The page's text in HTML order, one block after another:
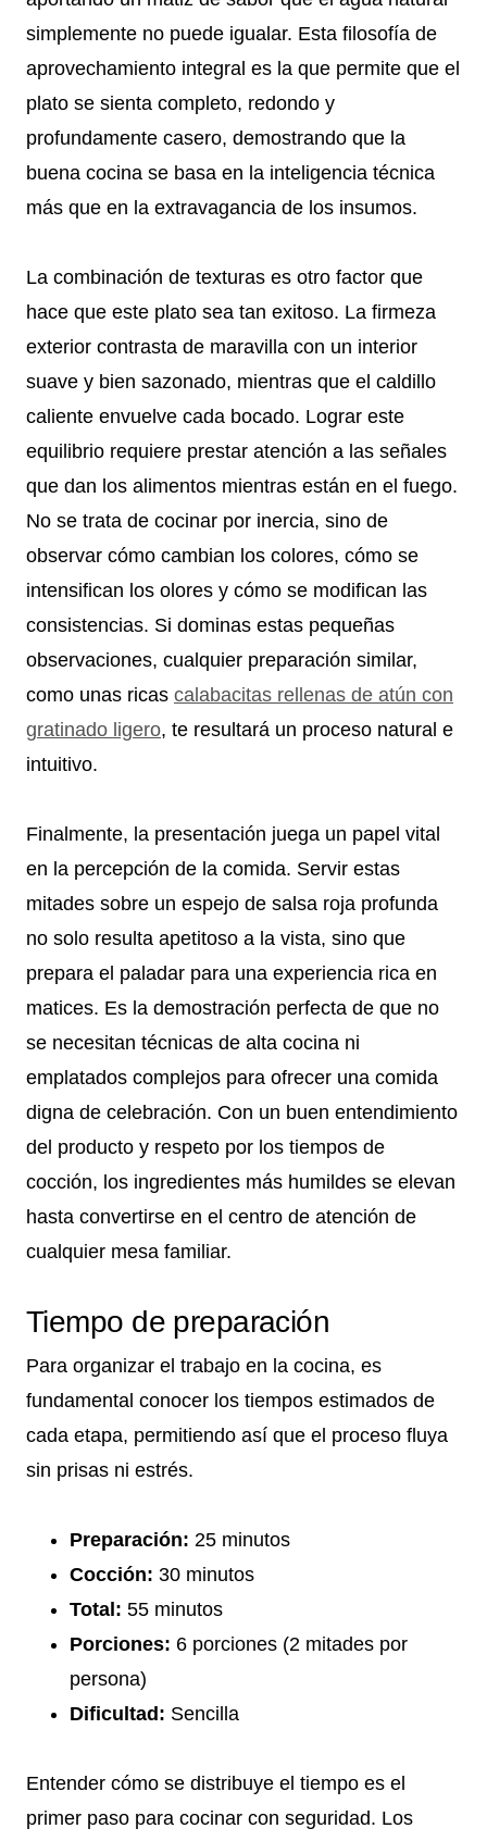
simplemente no puede igualar. Esta filosofía de
aprovechamiento integral es la que permite que el
plato se sienta completo, redondo y
profundamente casero, demostrando que la
buena cocina se basa en la inteligencia técnica
más que en la extravagancia de los insumos.
La combinación de texturas es otro factor que
hace que este plato sea tan exitoso. La firmeza
exterior contrasta de maravilla con un interior
suave y bien sazonado, mientras que el caldillo
caliente envuelve cada bocado. Lograr este
equilibrio requiere prestar atención a las señales
que dan los alimentos mientras están en el fuego.
No se trata de cocinar por inercia, sino de
observar cómo cambian los colores, cómo se
intensifican los olores y cómo se modifican las
consistencias. Si dominas estas pequeñas
observaciones, cualquier preparación similar,
como unas ricas calabacitas rellenas de atún con
gratinado ligero, te resultará un proceso natural e
intuitivo.
Finalmente, la presentación juega un papel vital
en la percepción de la comida. Servir estas
mitades sobre un espejo de salsa roja profunda
no solo resulta apetitoso a la vista, sino que
prepara el paladar para una experiencia rica en
matices. Es la demostración perfecta de que no
se necesitan técnicas de alta cocina ni
emplatados complejos para ofrecer una comida
digna de celebración. Con un buen entendimiento
del producto y respeto por los tiempos de
cocción, los ingredientes más humildes se elevan
hasta convertirse en el centro de atención de
cualquier mesa familiar.
Tiempo de preparación
Para organizar el trabajo en la cocina, es
fundamental conocer los tiempos estimados de
cada etapa, permitiendo así que el proceso fluya
sin prisas ni estrés.
Preparación: 25 minutos
Cocción: 30 minutos
Total: 55 minutos
Porciones: 6 porciones (2 mitades por
persona)
Dificultad: Sencilla
Entender cómo se distribuye el tiempo es el
primer paso para cocinar con seguridad. Los